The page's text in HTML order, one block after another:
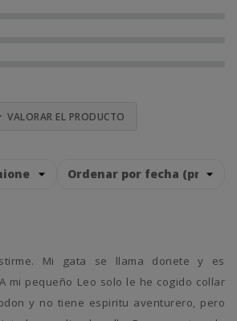
VALORAR EL PRODUCTO
mi pequeño Leo solo le he cogido collar
y no tiene espiritu aventurero, pero